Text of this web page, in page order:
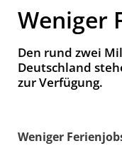
Weniger
Den rund zwei
Deutschland
zur Verfügung.
Weniger